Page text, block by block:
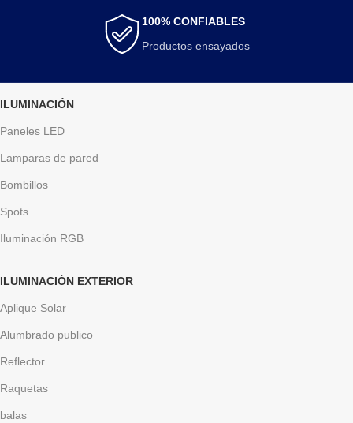
100% CONFIABLES
Productos ensayados
ILUMINACIÓN
Paneles LED
Lamparas de pared
Bombillos
Spots
Iluminación RGB
ILUMINACIÓN EXTERIOR
Aplique Solar
Alumbrado publico
Reflector
Raquetas
balas